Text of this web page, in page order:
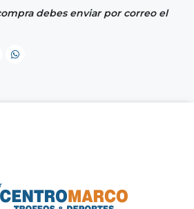
debes enviar por correo el